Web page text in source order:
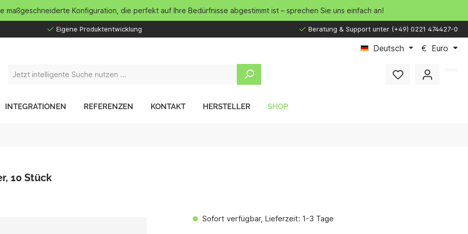
maßgeschneiderte Konfiguration, die perfekt auf Ihre Bedürfnisse abgestimmt ist – sprechen Sie uns einfach an!
Eigene Produktentwicklung Beratung & Support unter (+49) 0221 474427-0
Deutsch € Euro
INTEGRATIONEN REFERENZEN KONTAKT HERSTELLER SHOP
10 Stück
Sofort verfügbar, Lieferzeit: 1-3 Tage